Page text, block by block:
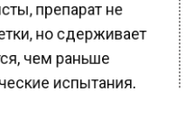
препарат не
но сдерживает
чем раньше
испытания,